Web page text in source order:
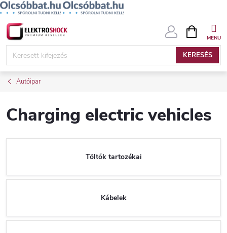
Ugrás
KERESÉS
KOSÁR
Autóipar
Charging electric vehicles
Töltők tartozékai
Kábelek